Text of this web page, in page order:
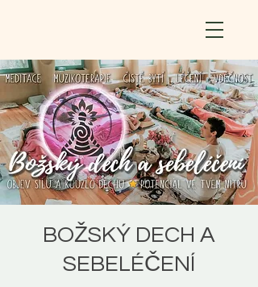
BOŽSKÝ DECH A
SEBELÉČENÍ